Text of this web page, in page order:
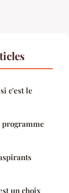
c'est le
un choix